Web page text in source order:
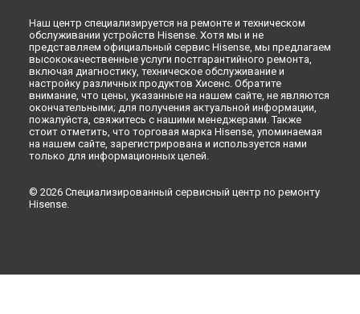
Красноярске
Ремонт стиральной машины XQG52-1020 Hisense вПерми
Ремонт стиральной машины XQG52-1020 Hisense в
Ульяновске
Ремонт стиральной машины XQG52-1020 Hisense вКирове
Ремонт стиральной машины XQG52-1020 Hisense вМоскве
Наш центр специализируется на ремонте и техническом
обслуживании устройств Hisense. Хотя мы и не
представляем официальный сервис Hisense, мы предлагаем
высококачественные услуги постгарантийного ремонта,
включая диагностику, техническое обслуживание и
настройку различных продуктов Хисенс. Обратите
внимание, что цены, указанные на нашем сайте, не являются
окончательными; для получения актуальной информации,
пожалуйста, свяжитесь с нашими менеджерами. Также
стоит отметить, что торговая марка Hisense, упоминаемая
на нашем сайте, зарегистрирована и используется нами
только для информационных целей.
© 2026 Специализированный сервисный центр по ремонту
Hisense.